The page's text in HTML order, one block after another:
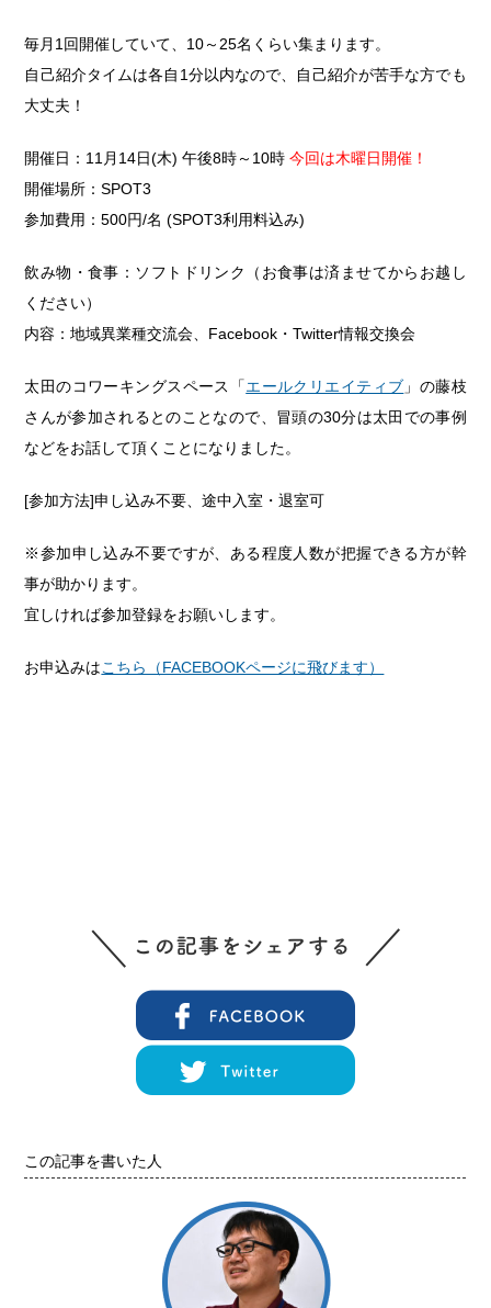
毎月1回開催していて、10～25名くらい集まります。
自己紹介タイムは各自1分以内なので、自己紹介が苦手な方でも
大丈夫！
開催日：11月14日(木) 午後8時～10時今回は木曜日開催！
開催場所：SPOT3
参加費用：500円/名 (SPOT3利用料込み)
飲み物・食事：ソフトドリンク（お食事は済ませてからお越し
ください）
内容：地域異業種交流会、Facebook・Twitter情報交換会
太田のコワーキングスペース「エールクリエイティブ 」の藤枝
さんが参加されるとのことなので、冒頭の30分は太田での事例
などをお話して頂くことになりました。
[参加方法]申し込み不要、途中入室・退室可
※参加申し込み不要ですが、ある程度人数が把握できる方が幹
事が助かります。
宜しければ参加登録をお願いします。
お申込みはこちら（FACEBOOKページに飛びます）
この記事を書いた人